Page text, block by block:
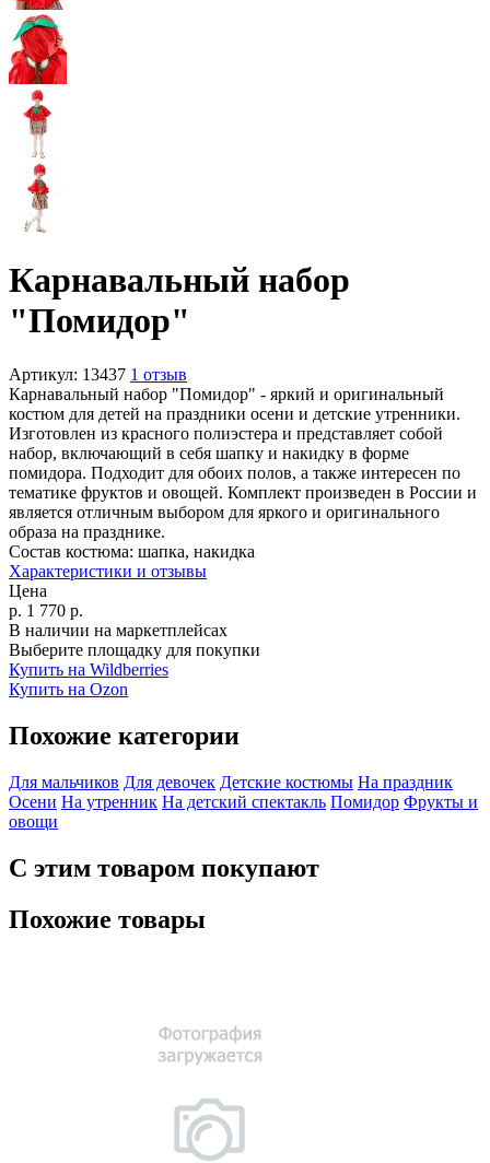
Карнавальный набор
"Помидор"
Артикул: 13437 1 отзыв
Карнавальный набор "Помидор" - яркий и оригинальный
костюм для детей на праздники осени и детские утренники.
Изготовлен из красного полиэстера и представляет собой
набор, включающий в себя шапку и накидку в форме
помидора. Подходит для обоих полов, а также интересен по
тематике фруктов и овощей. Комплект произведен в России и
является отличным выбором для яркого и оригинального
образа на празднике.
Состав костюма: шапка, накидка
Характеристики и отзывы
Цена
р. 1 770 р.
В наличии на маркетплейсах
Выберите площадку для покупки
Купить на Wildberries
Купить на Ozon
Похожие категории
Для мальчиков Для девочек Детские костюмы На праздник
Осени На утренник На детский спектакль Помидор Фрукты и
овощи
С этим товаром покупают
Похожие товары